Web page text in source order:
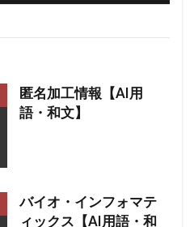
匿名加工情報【AI用
語・和文】
バイオ・インフォマテ
ィックス【AI用語・和